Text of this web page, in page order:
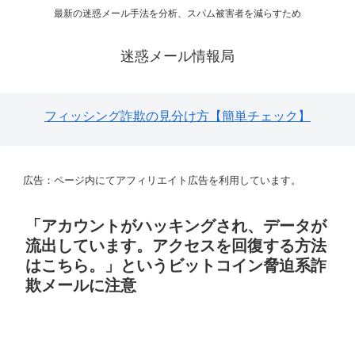
最新の迷惑メール手法を分析、スパム被害者を減らすため
迷惑メール情報局
フィッシング詐欺の見分け方【簡単チェック】
広告：ページ内にてアフィリエイト広告を利用しています。
「アカウントがハッキングされ、データが
流出しています。アクセスを回復する方法
はこちら。」というビットコイン脅迫系詐
欺メールに注意